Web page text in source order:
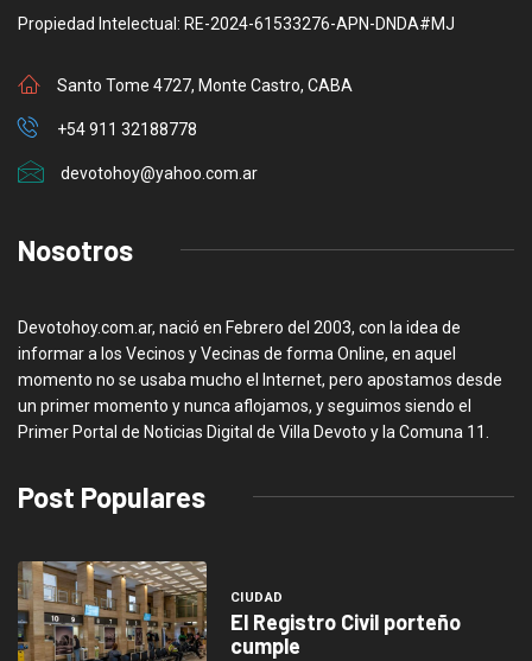
Propiedad Intelectual: RE-2024-61533276-APN-DNDA#MJ
Santo Tome 4727, Monte Castro, CABA
+54 911 32188778
devotohoy@yahoo.com.ar
Nosotros
Devotohoy.com.ar, nació en Febrero del 2003, con la idea de
informar a los Vecinos y Vecinas de forma Online, en aquel
momento no se usaba mucho el Internet, pero apostamos desde
un primer momento y nunca aflojamos, y seguimos siendo el
Primer Portal de Noticias Digital de Villa Devoto y la Comuna 11.
Post Populares
CIUDAD
El Registro Civil porteño
cumple